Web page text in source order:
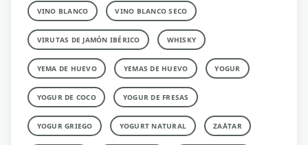
VINO BLANCO VINO BLANCO SECO
VIRUTAS DE JAMÓN IBÉRICO WHISKY
YEMA DE HUEVO YEMAS DE HUEVO YOGUR
YOGUR DE COCO YOGUR DE FRESAS
YOGUR GRIEGO YOGURT NATURAL ZA´ATAR